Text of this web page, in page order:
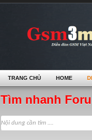
Tìm nhanh
TRANG CHỦ HOME